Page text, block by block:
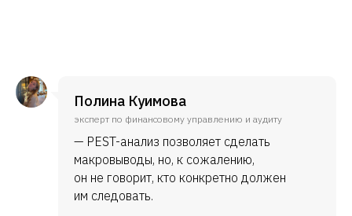
Полина Куимова
эксперт по финансовому управлению и аудиту
— PEST-анализ позволяет сделать
макровыводы, но, к сожалению,
он не говорит, кто конкретно должен
им следовать.